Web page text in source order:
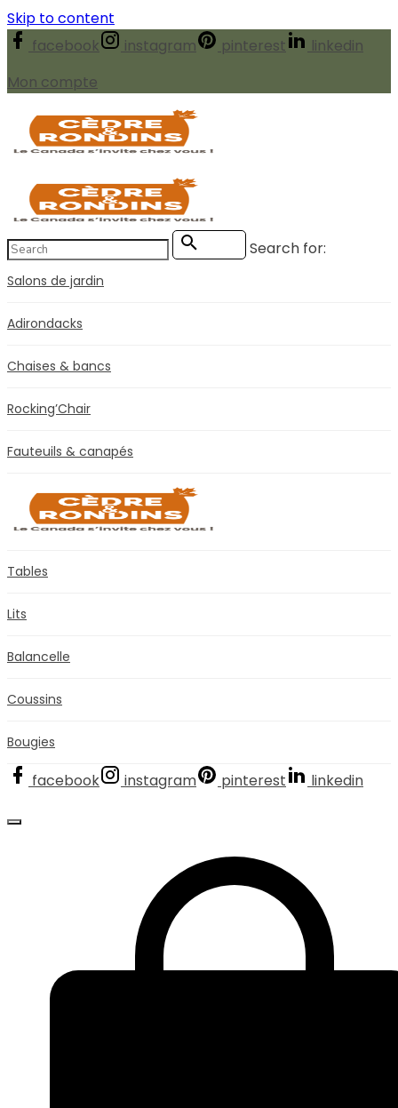
Skip to content
facebook
instagram pinterest
linkedin
Mon compte
Search for:
Salons de jardin
Adirondacks
Chaises & bancs
Rocking’Chair
Fauteuils & canapés
Tables
Lits
Balancelle
Coussins
Bougies
facebook instagram pinterest linkedin